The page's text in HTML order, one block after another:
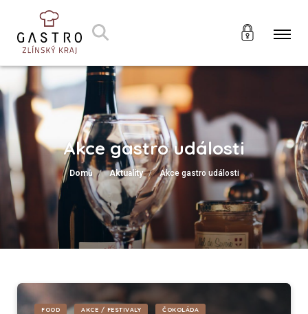
Akce gastro události
Domů Aktuality Akce gastro události
FOOD AKCE / FESTIVALY ČOKOLÁDA